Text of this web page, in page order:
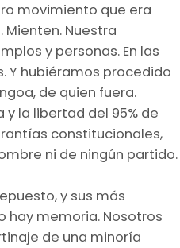
movimiento que era
Nuestra
y personas. En las
Y hubiéramos procedido
de quien fuera.
la libertad del 95% de
constitucionales,
ni de ningún partido.
y sus más
hay memoria. Nosotros
de una minoría